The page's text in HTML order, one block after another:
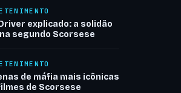
explicado: a solidão
segundo Scorsese
de máfia mais icônicas
de Scorsese